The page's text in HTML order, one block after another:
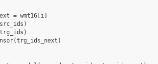
= wmt16 i
src_ids )
trg_ids )
(trg_ids_next )